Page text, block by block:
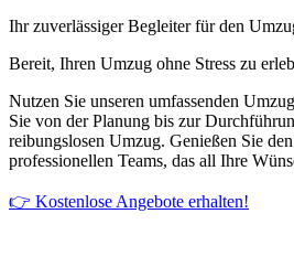
Ihr zuverlässiger Begleiter für den
Bereit, Ihren Umzug ohne Stress zu
Nutzen Sie unseren umfassenden
Sie von der Planung bis zur
reibungslosen Umzug. Genießen Sie
professionellen Teams, das all Ihre
👉 Kostenlose Angebote erhalten!